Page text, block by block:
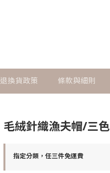
退換貨政策 條款與細則
毛絨針織漁夫帽/三色
指定分類，任三件免運費